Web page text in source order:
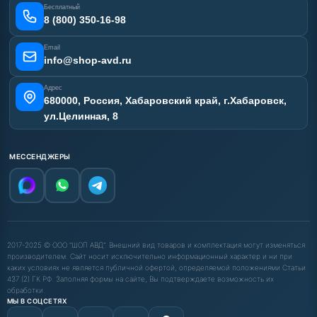
Карта сайта
Бесплатный
8 (800) 350-16-98
Email
info@shop-avd.ru
Адрес
680000, Россия, Хабаровский край, г.Хабаровск,
ул.Целинная, 8
МЕССЕНДЖЕРЫ
2017-2025 © ООО "ШОП АВД". Внешний вид товаров и комплектация могут изменяться
производителем. Сайт носит исключительно информационный характер и ни при
каких условиях не является публичной офертой, определяемой положениями Статьи
437 (2) ГК РФ. Заполняя формы на сайте, Вы подтверждаете возможность их
обработки.
МЫ В СОЦСЕТЯХ